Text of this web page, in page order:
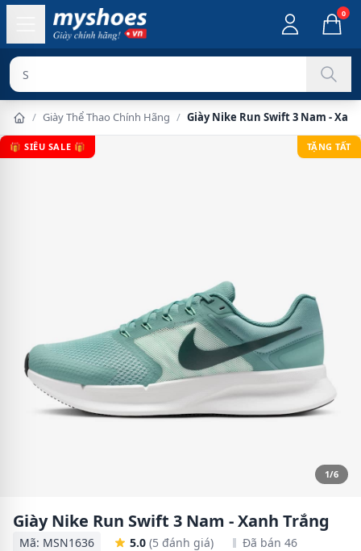
0
Sản phẩm ch
/ Giày Thể Thao Chính Hãng / Giày Nike Run Swift 3 Nam -
🎁 SIÊU SALE 🎁 TẶNG TẤT
1/6
Giày Nike Run Swift 3 Nam - Xanh Trắng
Mã: MSN1636 5.0 (5 đánh giá) Đã bán 46